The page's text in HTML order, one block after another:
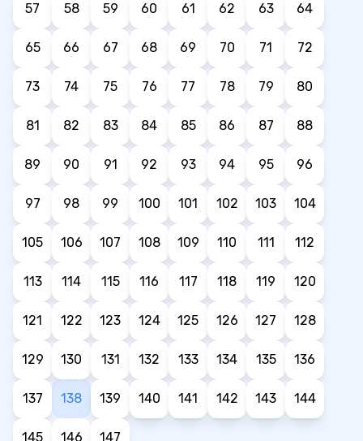
57 58 59 60 61 62 63 64
65 66 67 68 69 70 71 72
73 74 75 76 77 78 79 80
81 82 83 84 85 86 87 88
89 90 91 92 93 94 95 96
97 98 99 100 101 102 103 104
105 106 107 108 109 110 111 112
113 114 115 116 117 118 119 120
121 122 123 124 125 126 127 128
129 130 131 132 133 134 135 136
137 138 139 140 141 142 143 144
145 146 147